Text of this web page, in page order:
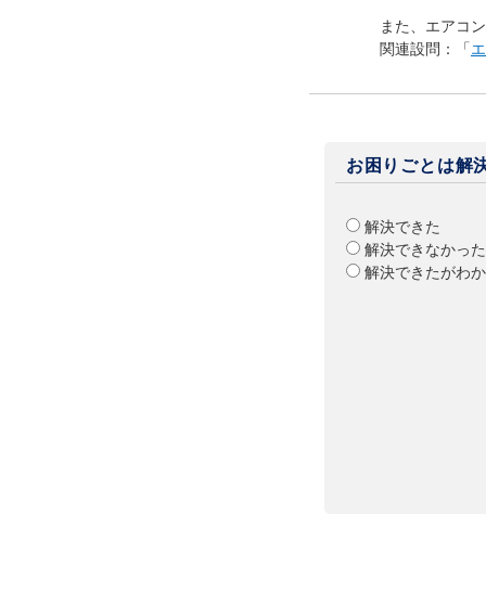
また、エアコ
関連設問：「
お困りごとは解
解決できた
解決できなかった
解決できたがわ